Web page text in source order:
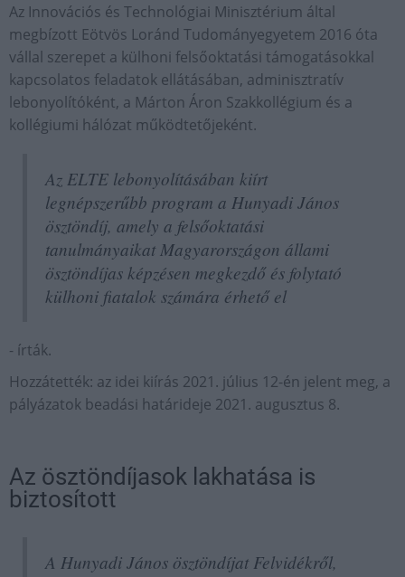
Az Innovációs és Technológiai Minisztérium által
megbízott Eötvös Loránd Tudományegyetem 2016 óta
vállal szerepet a külhoni felsőoktatási támogatásokkal
kapcsolatos feladatok ellátásában, adminisztratív
lebonyolítóként, a Márton Áron Szakkollégium és a
kollégiumi hálózat működtetőjeként.
Az ELTE lebonyolításában kiírt
legnépszerűbb program a Hunyadi János
ösztöndíj, amely a felsőoktatási
tanulmányaikat Magyarországon állami
ösztöndíjas képzésen megkezdő és folytató
külhoni fiatalok számára érhető el
- írták.
Hozzátették: az idei kiírás 2021. július 12-én jelent meg, a
pályázatok beadási határideje 2021. augusztus 8.
Az ösztöndíjasok lakhatása is
biztosított
A Hunyadi János ösztöndíjat Felvidékről,